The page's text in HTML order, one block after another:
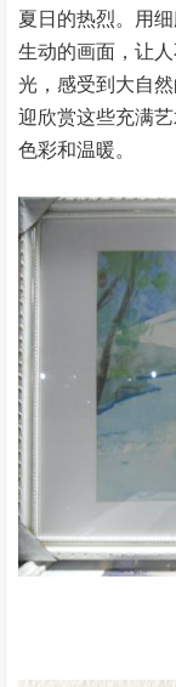
夏日的热烈。用
生动的画面，让
光，感受到大自
迎欣赏这些充满
色彩和温暖。